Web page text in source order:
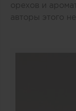
орехов и
авторы этого